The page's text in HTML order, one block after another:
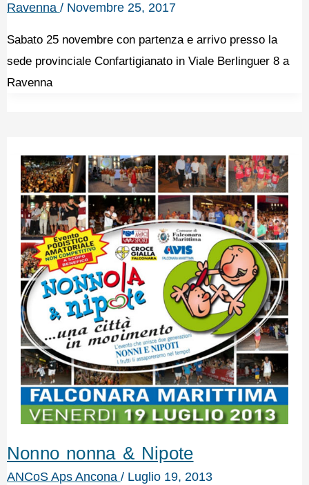
Ravenna / Novembre 25, 2017
Sabato 25 novembre con partenza e arrivo presso la
sede provinciale Confartigianato in Viale Berlinguer 8 a
Ravenna
Nonno nonna & Nipote
ANCoS Aps Ancona / Luglio 19, 2013